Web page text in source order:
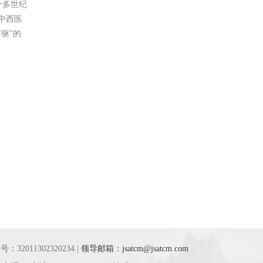
多世纪
西医
”的
：32011302320234 | 领导邮箱：jsatcm@jsatcm.com